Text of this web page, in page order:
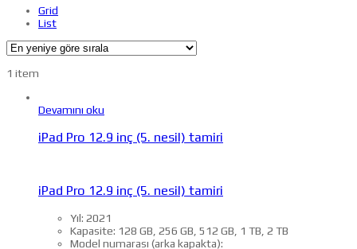
Grid
List
1 item
Devamını oku
iPad Pro 12.9 inç (5. nesil) tamiri
iPad Pro 12.9 inç (5. nesil) tamiri
Yıl: 2021
Kapasite: 128 GB, 256 GB, 512 GB, 1 TB, 2 TB
Model numarası (arka kapakta):